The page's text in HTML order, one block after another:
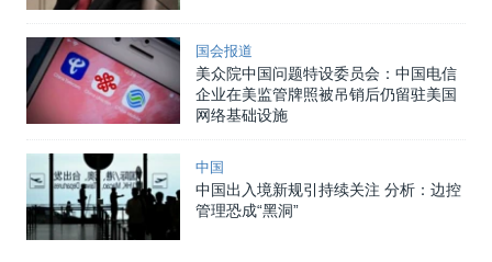
国会报道
美众院中国问题特设委员会：中国电信
企业在美监管牌照被吊销后仍留驻美国
网络基础设施
中国
中国出入境新规引持续关注 分析：边控
管理恐成“黑洞”